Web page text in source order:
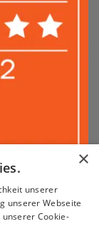
Klarna
GiroPay
×
unserer
unserer Webseite
Cookie-